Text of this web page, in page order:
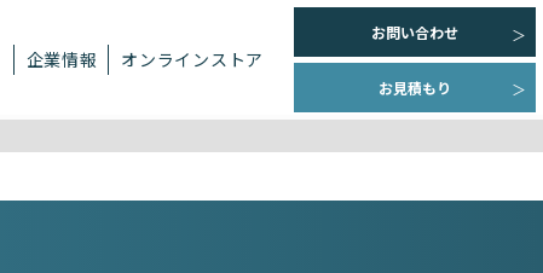
企業情報 オンラインストア
お問い合わせ
お見積もり